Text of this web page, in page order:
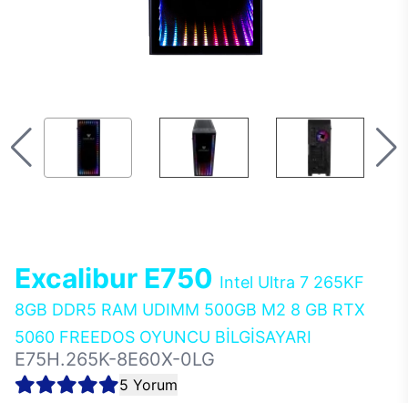
Excalibur E750 Intel Ultra 7 265KF
8GB DDR5 RAM UDIMM 500GB M2 8 GB RTX
5060 FREEDOS OYUNCU BİLGİSAYARI
E75H.265K-8E60X-0LG
5 Yorum